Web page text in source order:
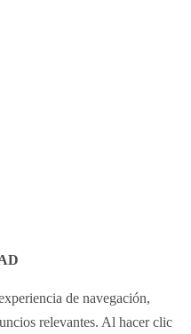
de navegación,
relevantes. Al hacer clic